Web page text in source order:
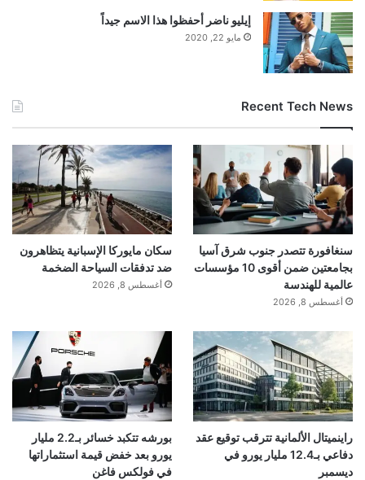
المهم، لكن البعض سيقدر المظهر الجديد بالتأكيد.
■ مصدر الخبر الأصلي
اقرأ أيضًا:
ديمون يحذر من ديون خفية ورافعة مالية تهدد
الأسواق
نشر لأول مرة على: yalebnan.org
تاريخ النشر: 2026-01-07 02:48:00
الكاتب: ahmadsh
تنويه من موقعنا
تم جلب هذا المحتوى بشكل آلي من المصدر:
yalebnan.org
بتاريخ:
إيليو ناضر أحفظوا هذا الاسم جيداً
مايو 22, 2020
Recent Tech News
سنغافورة تتصدر جنوب شرق آسيا
بجامعتين ضمن أقوى 10 مؤسسات
عالمية للهندسة
أغسطس 8, 2026
سكان مايوركا الإسبانية يتظاهرون
ضد تدفقات السياحة الضخمة
أغسطس 8, 2026
راينميتال الألمانية تترقب توقيع عقد
دفاعي بـ12.4 مليار يورو في
ديسمبر
بورشه تتكبد خسائر بـ2.2 مليار
يورو بعد خفض قيمة استثماراتها
في فولكس فاغن